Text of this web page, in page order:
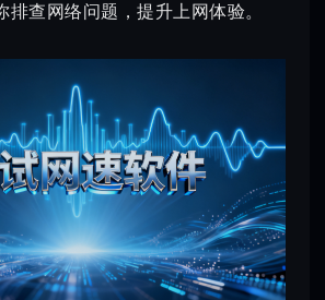
排查网络问题，提升上网体验。